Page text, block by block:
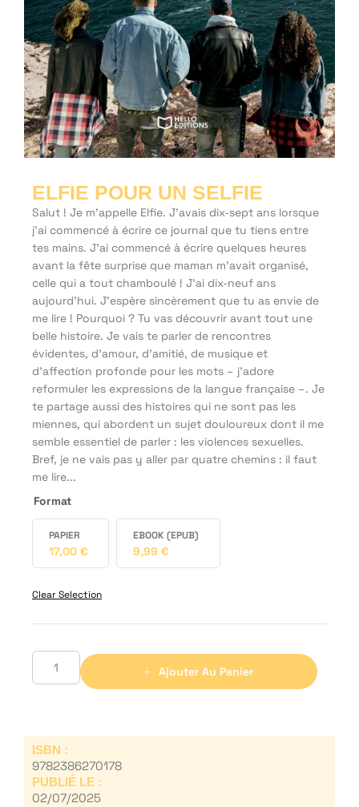
ELFIE POUR UN SELFIE
Salut ! Je m'appelle Elfie. J’avais dix-sept ans lorsque
j'ai commencé à écrire ce journal que tu tiens entre
tes mains. J'ai commencé à écrire quelques heures
avant la fête surprise que maman m'avait organisé,
celle qui a tout chamboulé ! J’ai dix-neuf ans
aujourd'hui. J’espère sincèrement que tu as envie de
me lire ! Pourquoi ? Tu vas découvrir avant tout une
belle histoire. Je vais te parler de rencontres
évidentes, d'amour, d'amitié, de musique et
d'affection profonde pour les mots – j'adore
reformuler les expressions de la langue française –. Je
te partage aussi des histoires qui ne sont pas les
miennes, qui abordent un sujet douloureux dont il me
semble essentiel de parler : les violences sexuelles.
Bref, je ne vais pas y aller par quatre chemins : il faut
me lire...
Format
PAPIER
17,00 €
EBOOK (EPUB)
9,99 €
Clear Selection
Ajouter Au Panier
ISBN :
9782386270178
PUBLIÉ LE :
02/07/2025